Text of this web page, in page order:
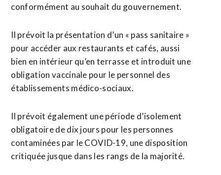
conformément au souhait du gouvernement.
Il prévoit la présentation d’un « pass sanitaire »
pour accéder aux restaurants et cafés, aussi
bien en intérieur qu’en terrasse et introduit une
obligation vaccinale pour le personnel des
établissements médico-sociaux.
Il prévoit également une période d’isolement
obligatoire de dix jours pour les personnes
contaminées par le COVID-19, une disposition
critiquée jusque dans les rangs de la majorité.